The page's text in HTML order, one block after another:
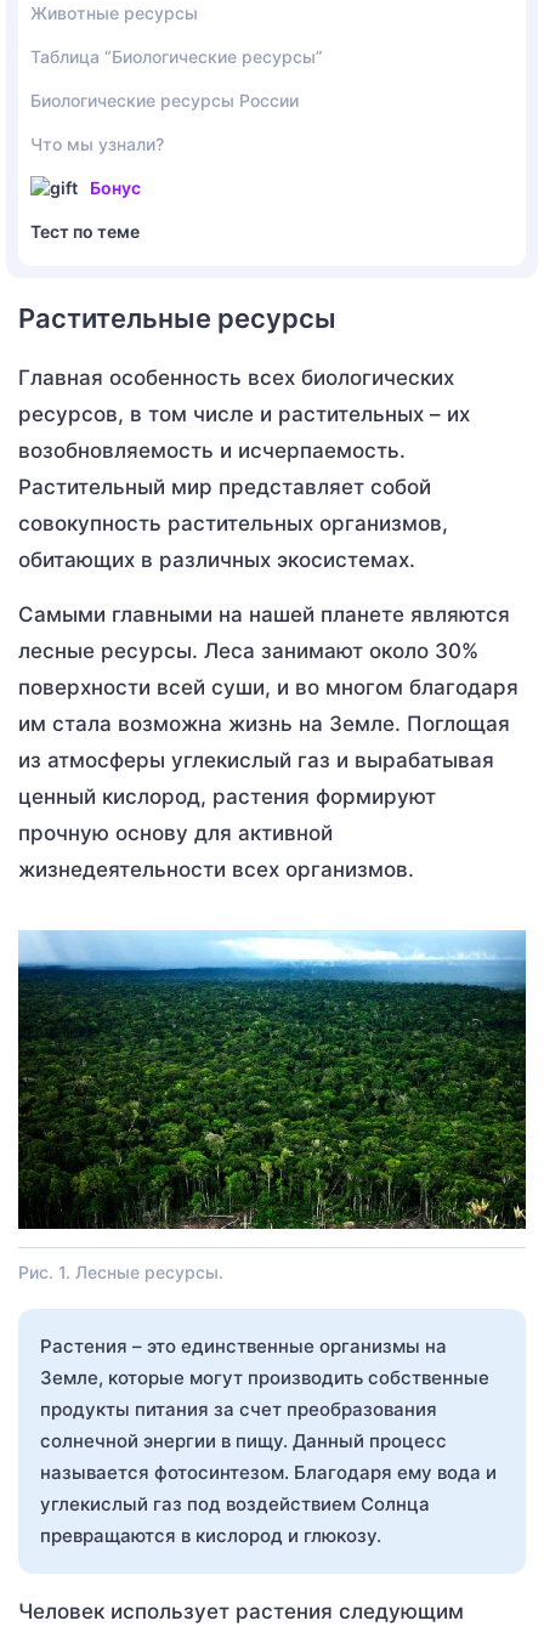
Животные ресурсы
Таблица “Биологические ресурсы”
Биологические ресурсы России
Что мы узнали?
Бонус
Тест по теме
Растительные ресурсы
Главная особенность всех биологических
ресурсов, в том числе и растительных – их
возобновляемость и исчерпаемость.
Растительный мир представляет собой
совокупность растительных организмов,
обитающих в различных экосистемах.
Самыми главными на нашей планете являются
лесные ресурсы. Леса занимают около 30%
поверхности всей суши, и во многом благодаря
им стала возможна жизнь на Земле. Поглощая
из атмосферы углекислый газ и вырабатывая
ценный кислород, растения формируют
прочную основу для активной
жизнедеятельности всех организмов.
Рис. 1. Лесные ресурсы.
Растения – это единственные организмы на
Земле, которые могут производить собственные
продукты питания за счет преобразования
солнечной энергии в пищу. Данный процесс
называется фотосинтезом. Благодаря ему вода и
углекислый газ под воздействием Солнца
превращаются в кислород и глюкозу.
Человек использует растения следующим